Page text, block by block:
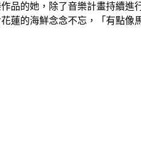
品的她，除了音樂計畫持續
蓮的海鮮念念不忘，「有點像